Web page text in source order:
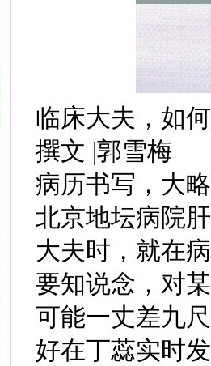
临床大夫，如
撰文 |郭雪梅
病历书写，大
北京地坛病院
大夫时，就在
要知说念，对
可能一丈差九
好在丁蕊实时